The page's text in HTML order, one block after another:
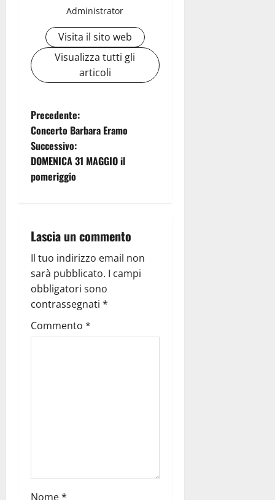
Administrator
Visita il sito web
Visualizza tutti gli
articoli
N
a
v
a
z
i
o
i
Precedente:
Concerto Barbara Eramo
Successivo:
DOMENICA 31 MAGGIO il
pomeriggio
Lascia un commento
Il tuo indirizzo email non
sarà pubblicato. I campi
obbligatori sono
contrassegnati *
Commento *
Nome*